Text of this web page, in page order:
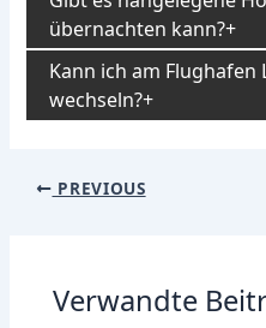
übernachten kann?
Kann ich am Flughafen
wechseln?
Post
PREVIOUS
Verwandte